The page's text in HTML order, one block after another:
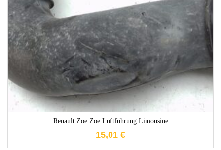
Renault Zoe Zoe Luftführung Limousine
15,01 €
1-3 Werktage